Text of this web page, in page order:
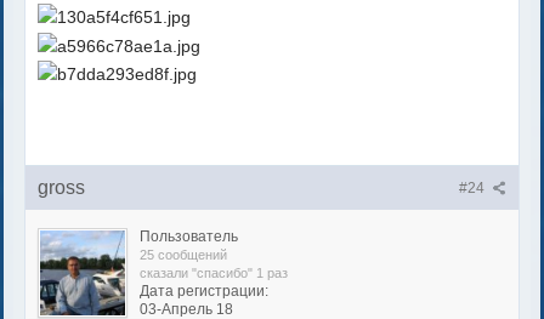
#24
gross
Пользователь
25 сообщений
сказали "спасибо" 1 раз
Дата регистрации:
03-Апрель 18